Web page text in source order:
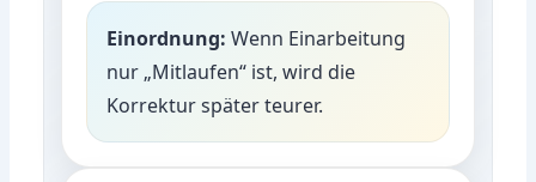
Einordnung: Wenn Einarbeitung
nur „Mitlaufen“ ist, wird die
Korrektur später teurer.